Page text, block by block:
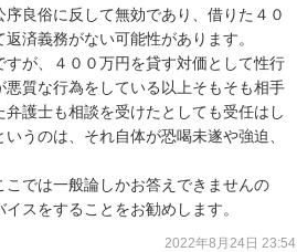
良俗に反して無効であり、借りた４０
済義務がない可能性があります。
が、４００万円を貸す対価として性行
質な行為をしている以上そもそも相手
護士も相談を受けたとしても受任はし
うのは、それ自体が恐喝未遂や強迫、
では一般論しかお答えできませんの
スをすることをお勧めします。
2022年8月24日 23:54